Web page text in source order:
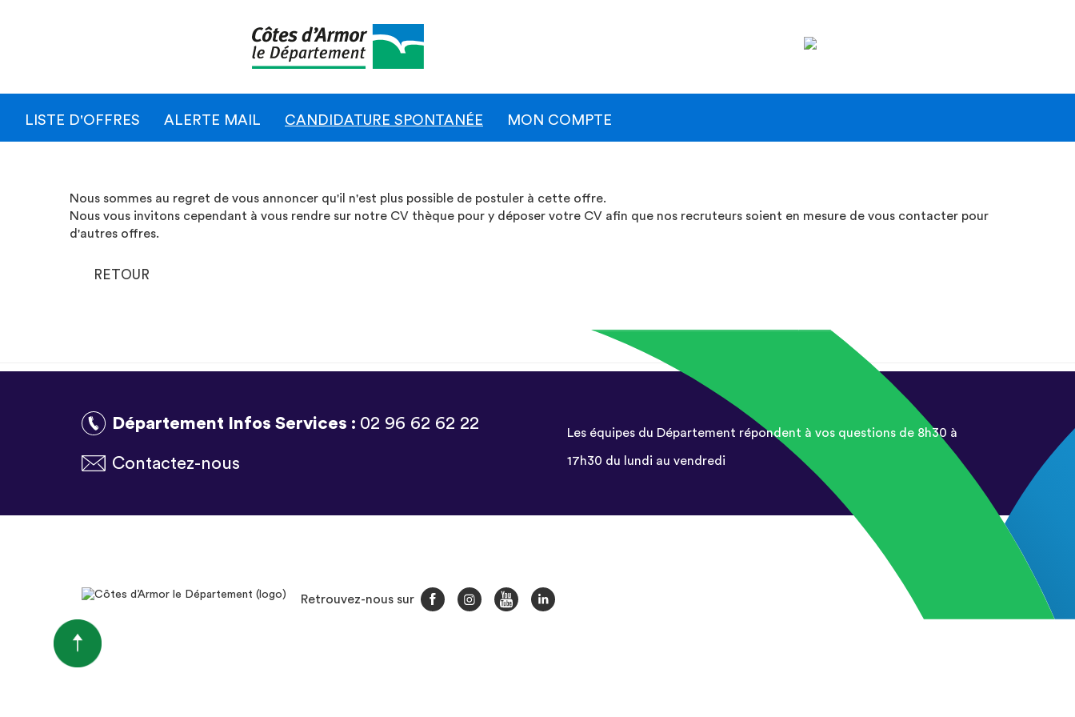
LISTE D'OFFRES ALERTE MAIL CANDIDATURE SPONTANÉE MON COMPTE
Nous sommes au regret de vous annoncer qu'il n'est plus possible de postuler à cette offre.
Nous vous invitons cependant à vous rendre sur notre CV thèque pour y déposer votre CV afin que nos recruteurs soient en mesure de vous contacter pour
d'autres offres.
RETOUR
Département Infos Services : 02 96 62 62 22
Contactez-nous
Les équipes du Département répondent à vos questions de 8h30 à
17h30 du lundi au vendredi
Retrouvez-nous sur FacebookInstagram
You
Tube
LinkedIn